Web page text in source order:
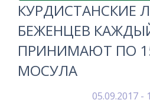
КУРДИСТАНСКИЕ
БЕЖЕНЦЕВ
ПРИНИМАЮТ ПО
МОСУЛА
05.09.2017 -